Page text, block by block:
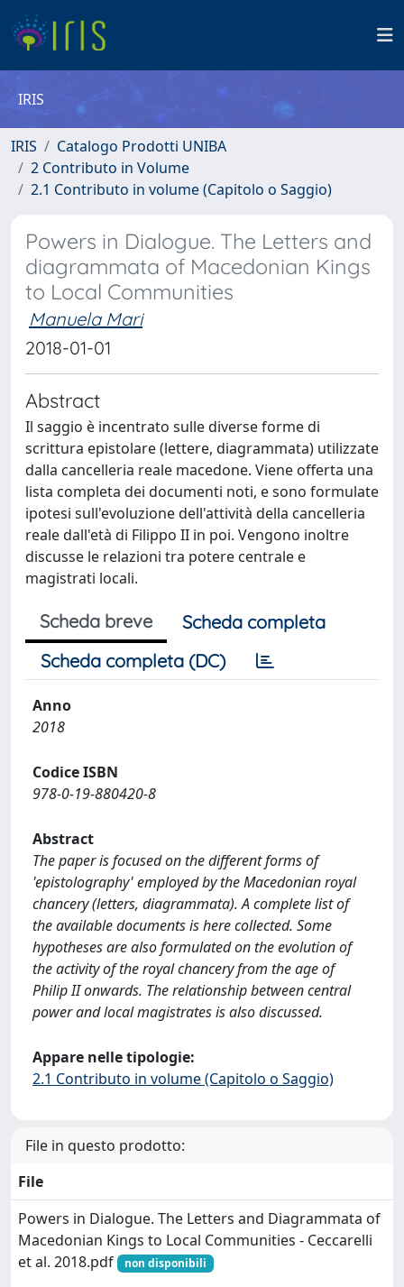
IRIS
IRIS
Catalogo Prodotti UNIBA
2 Contributo in Volume
2.1 Contributo in volume (Capitolo o Saggio)
Powers in Dialogue. The Letters and
diagrammata of Macedonian Kings
to Local Communities
Manuela Mari
2018-01-01
Abstract
Il saggio è incentrato sulle diverse forme di
scrittura epistolare (lettere, diagrammata) utilizzate
dalla cancelleria reale macedone. Viene offerta una
lista completa dei documenti noti, e sono formulate
ipotesi sull'evoluzione dell'attività della cancelleria
reale dall'età di Filippo II in poi. Vengono inoltre
discusse le relazioni tra potere centrale e
magistrati locali.
Scheda breve
Scheda completa
Scheda completa (DC)
Anno
2018
Codice ISBN
978-0-19-880420-8
Abstract
The paper is focused on the different forms of
'epistolography' employed by the Macedonian royal
chancery (letters, diagrammata). A complete list of
the available documents is here collected. Some
hypotheses are also formulated on the evolution of
the activity of the royal chancery from the age of
Philip II onwards. The relationship between central
power and local magistrates is also discussed.
Appare nelle tipologie:
2.1 Contributo in volume (Capitolo o Saggio)
File in questo prodotto:
File
Powers in Dialogue. The Letters and Diagrammata of
Macedonian Kings to Local Communities - Ceccarelli
et al. 2018.pdf
non disponibili